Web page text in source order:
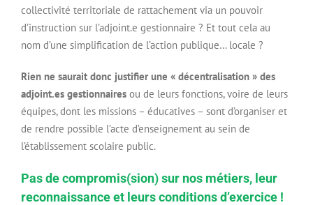
collectivité territoriale de rattachement via un pouvoir
d’instruction sur l’adjoint.e gestionnaire ? Et tout cela au
nom d’une simplification de l’action publique… locale ?
Rien ne saurait donc justifier une « décentralisation » des
adjoint.es gestionnaires ou de leurs fonctions, voire de leurs
équipes, dont les missions – éducatives – sont d’organiser et
de rendre possible l’acte d’enseignement au sein de
l’établissement scolaire public.
Pas de compromis(sion) sur nos métiers, leur
reconnaissance et leurs conditions d’exercice !